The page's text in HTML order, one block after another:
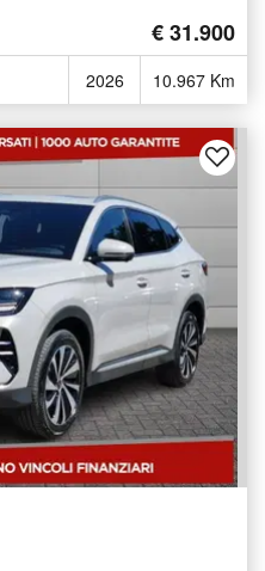
€ 31.900
2026 10.967 Km